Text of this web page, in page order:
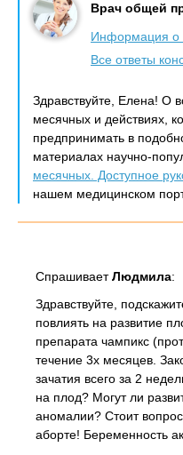
Врач общей
Информация о
Все ответы
Здравствуйте, Елена! О
месячных и действиях,
предпринимать в
материалах научно-
месячных. Доступное
нашем медицинском
СпрашиваетЛюдмила:
Здравствуйте,
повлиять на развитие
препарата чампикс
течение 3х месяцев.
зачатия всего за 2
на плод? Могут ли
аномалии? Стоит
аборте! Беременность